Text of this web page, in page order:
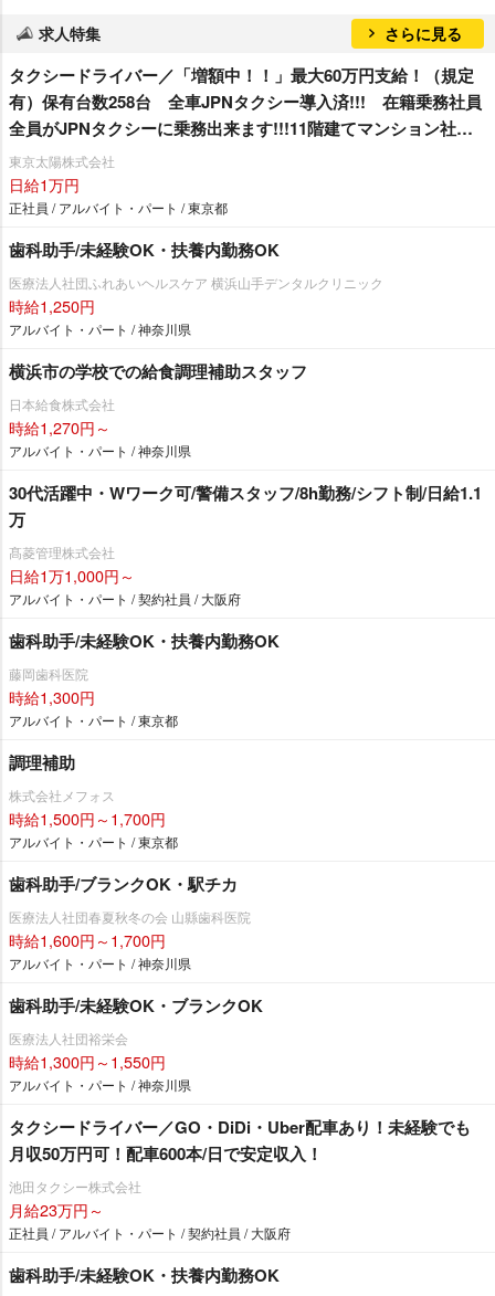
求人特集 さらに見る
タクシードライバー／「増額中！！」最大60万円支給！（規定
有）保有台数258台 全車JPNタクシー導入済!!! 在籍乗務社員
全員がJPNタクシーに乗務出来ます!!!11階建てマンション社
宅 1R1年間家賃無料！（規定有）
東京太陽株式会社
日給1万円
正社員 / アルバイト・パート / 東京都
歯科助手/未経験OK・扶養内勤務OK
医療法人社団ふれあいヘルスケア 横浜山手デンタルクリニック
時給1,250円
アルバイト・パート / 神奈川県
横浜市の学校での給食調理補助スタッフ
日本給食株式会社
時給1,270円～
アルバイト・パート / 神奈川県
30代活躍中・Wワーク可/警備スタッフ/8h勤務/シフト制/日給1.1
万
髙菱管理株式会社
日給1万1,000円～
アルバイト・パート / 契約社員 / 大阪府
歯科助手/未経験OK・扶養内勤務OK
藤岡歯科医院
時給1,300円
アルバイト・パート / 東京都
調理補助
株式会社メフォス
時給1,500円～1,700円
アルバイト・パート / 東京都
歯科助手/ブランクOK・駅チカ
医療法人社団春夏秋冬の会 山縣歯科医院
時給1,600円～1,700円
アルバイト・パート / 神奈川県
歯科助手/未経験OK・ブランクOK
医療法人社団裕栄会
時給1,300円～1,550円
アルバイト・パート / 神奈川県
タクシードライバー／GO・DiDi・Uber配車あり！未経験でも
月収50万円可！配車600本/日で安定収入！
池田タクシー株式会社
月給23万円～
正社員 / アルバイト・パート / 契約社員 / 大阪府
歯科助手/未経験OK・扶養内勤務OK